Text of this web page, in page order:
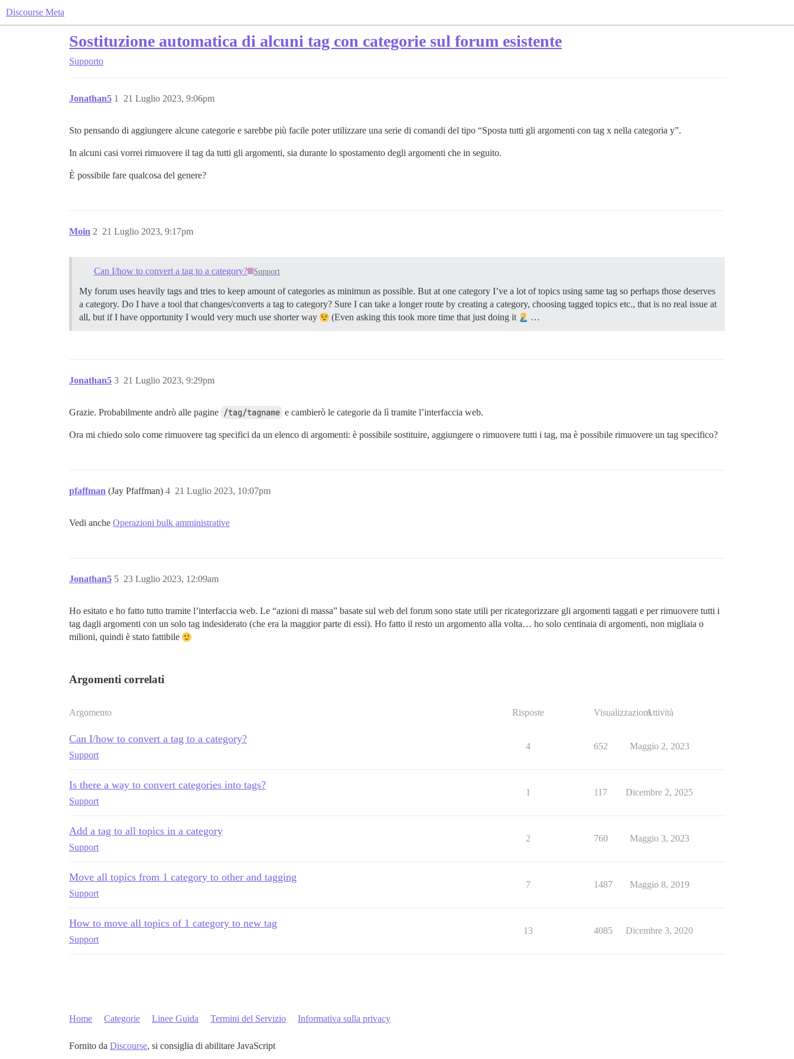
Discourse Meta
Sostituzione automatica di alcuni tag con categorie sul forum esistente
Supporto
Jonathan5 21 Luglio 2023, 9:06pm
1
Sto pensando di aggiungere alcune categorie e sarebbe più facile poter utilizzare una serie di comandi del tipo “Sposta tutti gli argomenti con tag x nella categoria y”.
In alcuni casi vorrei rimuovere il tag da tutti gli argomenti, sia durante lo spostamento degli argomenti che in seguito.
È possibile fare qualcosa del genere?
Moin 21 Luglio 2023, 9:17pm
2
Can I/how to convert a tag to a category? Support
My forum uses heavily tags and tries to keep amount of categories as minimun as possible. But at one category I’ve a lot of topics using same tag so perhaps those deserves
a category. Do I have a tool that changes/converts a tag to category? Sure I can take a longer route by creating a category, choosing tagged topics etc., that is no real issue at
all, but if I have opportunity I would very much use shorter way
(Even asking this took more time that just doing it …
Jonathan5 21 Luglio 2023, 9:29pm
3
Grazie. Probabilmente andrò alle pagine /tag/tagname e cambierò le categorie da lì tramite l’interfaccia web.
Ora mi chiedo solo come rimuovere tag specifici da un elenco di argomenti: è possibile sostituire, aggiungere o rimuovere tutti i tag, ma è possibile rimuovere un tag specifico?
pfaffman (Jay Pfaffman) 21 Luglio 2023, 10:07pm
4
Vedi anche Operazioni bulk amministrative
Jonathan5 23 Luglio 2023, 12:09am
5
Ho esitato e ho fatto tutto tramite l’interfaccia web. Le “azioni di massa” basate sul web del forum sono state utili per ricategorizzare gli argomenti taggati e per rimuovere tutti i
tag dagli argomenti con un solo tag indesiderato (che era la maggior parte di essi). Ho fatto il resto un argomento alla volta… ho solo centinaia di argomenti, non migliaia o
milioni, quindi è stato fattibile
Argomenti correlati
Argomento Risposte VisualizzazioniAttività
Can I/how to convert a tag to a category?
Support
4 652 Maggio 2, 2023
Is there a way to convert categories into tags?
Support
1 117 Dicembre 2, 2025
Add a tag to all topics in a category
Support
2 760 Maggio 3, 2023
Move all topics from 1 category to other and tagging
Support
7 1487 Maggio 8, 2019
How to move all topics of 1 category to new tag
Support
13 4085 Dicembre 3, 2020
Home Categorie Linee Guida Termini del Servizio Informativa sulla privacy
Fornito da Discourse, si consiglia di abilitare JavaScript